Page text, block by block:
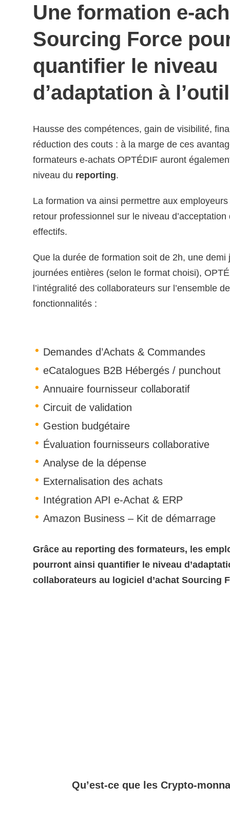
Une formation e-
Sourcing Force
quantifier le niveau
d’adaptation à l’outil
Hausse des compétences, gain de visibilité,
réduction des couts : à la marge de ces
formateurs e-achats OPTÉDIF auront
niveau du reporting.
La formation va ainsi permettre aux employeurs
retour professionnel sur le niveau d’acceptation
effectifs.
Que la durée de formation soit de 2h, une demi
journées entières (selon le format choisi),
l’intégralité des collaborateurs sur l’ensemble
fonctionnalités :
Demandes d’Achats & Commandes
eCatalogues B2B Hébergés / punchout
Annuaire fournisseur collaboratif
Circuit de validation
Gestion budgétaire
Évaluation fournisseurs collaborative
Analyse de la dépense
Externalisation des achats
Intégration API e-Achat & ERP
Amazon Business – Kit de démarrage
Grâce au reporting des formateurs, les
pourront ainsi quantifier le niveau
collaborateurs au logiciel d’achat Sourcing
Qu’est-ce que les Crypto-